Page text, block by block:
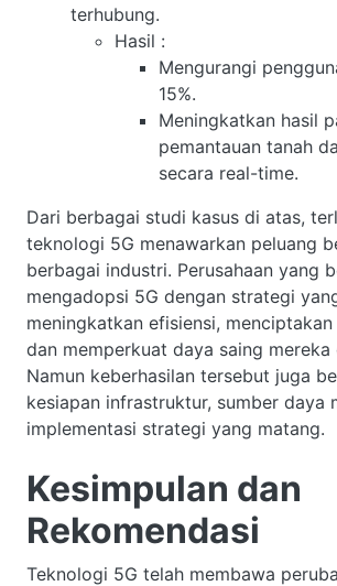
terhubung.
Hasil :
Mengurangi
15%.
Meningkatkan hasil
pemantauan tanah
secara real-time.
Dari berbagai studi kasus di atas,
teknologi 5G menawarkan peluang
berbagai industri. Perusahaan yang
mengadopsi 5G dengan strategi
meningkatkan efisiensi,
dan memperkuat daya saing
Namun keberhasilan tersebut juga
kesiapan infrastruktur, sumber daya
implementasi strategi yang matang.
Kesimpulan dan
Rekomendasi
Teknologi 5G telah membawa